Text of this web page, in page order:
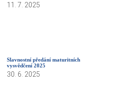
11. 7. 2025
Slavnostní předání maturitních
vysvědčení 2025
30. 6. 2025